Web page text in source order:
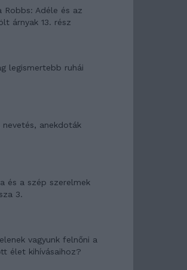
Robbs: Adéle és az
árnyak 13. rész
legismertebb ruhái
nevetés, anekdoták
és a szép szerelmek
3.
vagyunk felnőni a
élet kihívásaihoz?